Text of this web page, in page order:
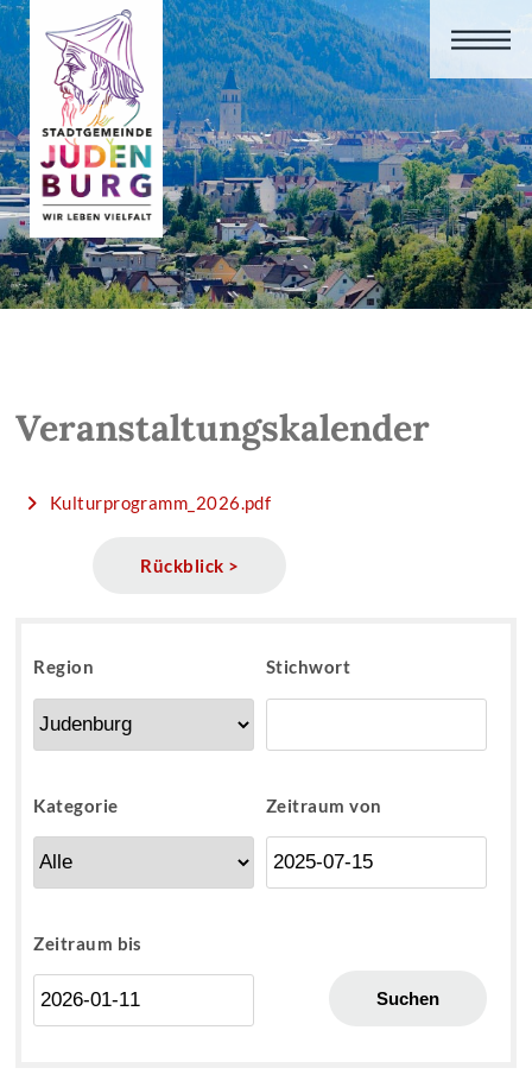
Veranstaltungskalender
Kulturprogramm_2026.pdf
Rückblick >
Region Stichwort
Kategorie Zeitraum von
Zeitraum bis